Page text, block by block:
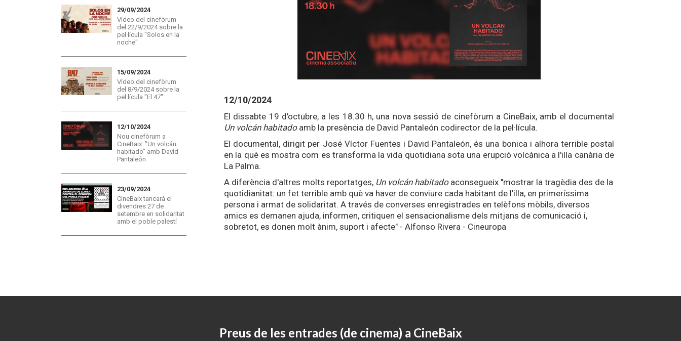
29/09/2024
Vídeo del cinefòrum
del 22/9/2024 sobre la
pel·lícula "Solos en la
noche"
15/09/2024
Vídeo del cinefòrum
del 8/9/2024 sobre la
pel·lícula "El 47"
12/10/2024
Nou cinefòrum a
CineBaix: "Un volcán
habitado" amb David
Pantaleón
23/09/2024
CineBaix tancarà el
divendres 27 de
setembre en solidaritat
amb el poble palestí
12/10/2024
El dissabte 19 d'octubre, a les 18.30 h, una nova sessió de cinefòrum a CineBaix, amb el documental
Un volcán habitadoamb la presència de David Pantaleón codirector de la pel·lícula.
El documental, dirigit per José Víctor Fuentes i David Pantaleón, és una bonica i alhora terrible postal
en la què es mostra com es transforma la vida quotidiana sota una erupció volcànica a l'illa canària de
La Palma.
A diferència d'altres molts reportatges, Un volcán habitadoaconsegueix "mostrar la tragèdia des de la
quotidianitat: un fet terrible amb què va haver de conviure cada habitant de l'illa, en primeríssima
persona i armat de solidaritat. A través de converses enregistrades en telèfons mòbils, diversos
amics es demanen ajuda, informen, critiquen el sensacionalisme dels mitjans de comunicació i,
sobretot, es donen molt ànim, suport i afecte" - Alfonso Rivera - Cineuropa
Preus de les entrades (de cinema) a CineBaix